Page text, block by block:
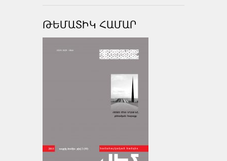
ԹԵՄԱՏԻԿ ՀԱՄԱՐ